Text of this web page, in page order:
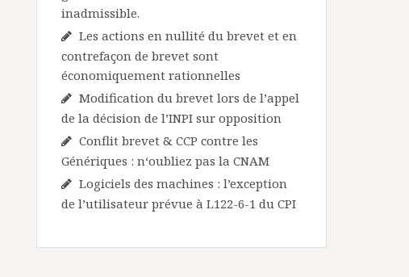
inadmissible.
Les actions en nullité du brevet et en
contrefaçon de brevet sont
économiquement rationnelles
Modification du brevet lors de l’appel
de la décision de l’INPI sur opposition
Conflit brevet & CCP contre les
Génériques : n‘oubliez pas la CNAM
Logiciels des machines : l’exception
de l’utilisateur prévue à L122-6-1 du CPI